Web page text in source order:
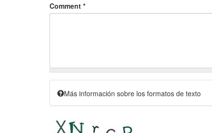
Comment *
Más información sobre los formatos de texto